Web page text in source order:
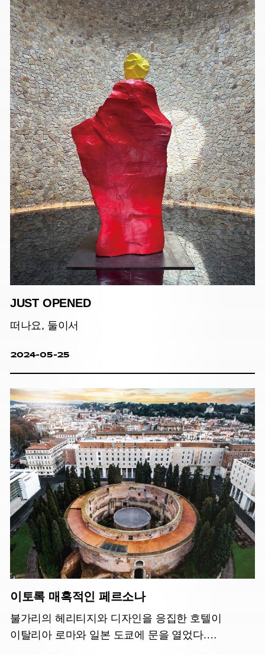
JUST OPENED
떠나요, 둘이서
2024-05-25
이토록 매혹적인 페르소나
불가리의 헤리티지와 디자인을 응집한 호텔이
이탈리아 로마와 일본 도쿄에 문을 열었다.